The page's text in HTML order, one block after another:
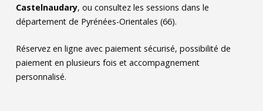
Castelnaudary, ou consultez les sessions dans le
département de Pyrénées-Orientales (66).
Réservez en ligne avec paiement sécurisé, possibilité de
paiement en plusieurs fois et accompagnement
personnalisé.